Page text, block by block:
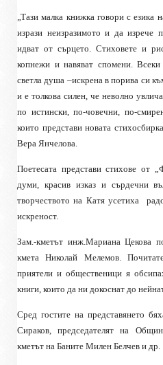
„Тази малка книжка говори с езика
изрази неизразимото и да изрече
идват от сърцето. Стиховете и
копнежи и навяват спомени.
светла душа –искрена в порива си
и е толкова силен, че неволно
по истински, по-човечни, по-
които представи новата
Вера Янчелова.
Поетесата представи стихове от
думи, красив изказ и сърдечни
творчеството на Катя усетиха
искреност.
Зам.-кметът инж.Мариана Цекова
кмета Николай Мелемов.
приятели и общественици я
книги, които да ни докоснат до
Сред гостите на представянето
Сираков, председателят на
кметът на Баните Милен Белчев и др.